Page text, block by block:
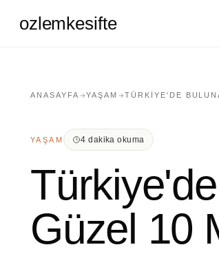
ozlemkesifte
ANASAYFA YAŞAM TÜRKIYE'DE
YAŞAM 4 dakika okuma
Güzel 10